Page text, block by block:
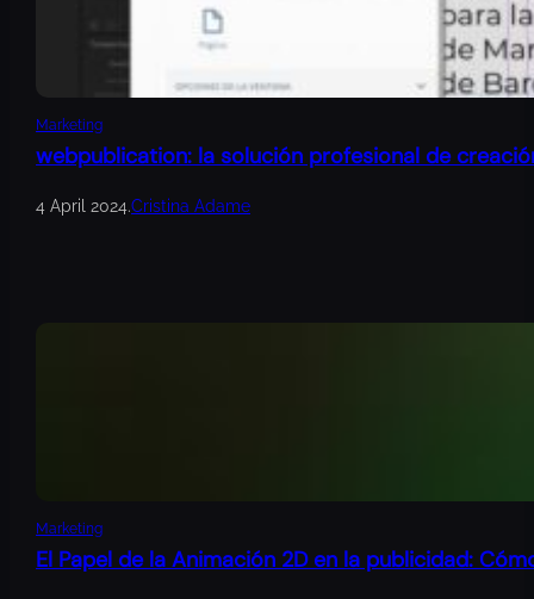
Marketing
webpublication: la solución profesional de
4 April 2024.Cristina Adame
Marketing
El Papel de la Animación 2D en la publicidad: